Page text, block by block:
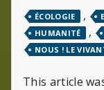
ÉCOLOGIE ,
HUMANITÉ ,
NOUS ! LE
This article